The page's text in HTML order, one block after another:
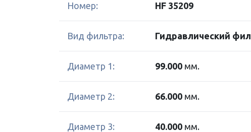
Номер: HF 35209
Вид фильтра: Гидравлический
Диаметр 1: 99.000 мм.
Диаметр 2: 66.000 мм.
Диаметр 3: 40.000 мм.